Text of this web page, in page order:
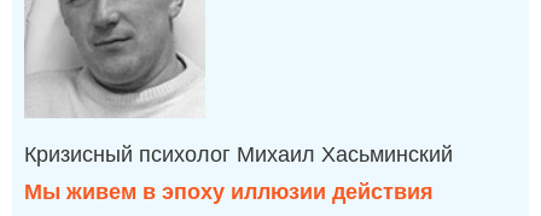
Кризисный психолог Михаил Хасьминский
Мы живем в эпоху иллюзии действия